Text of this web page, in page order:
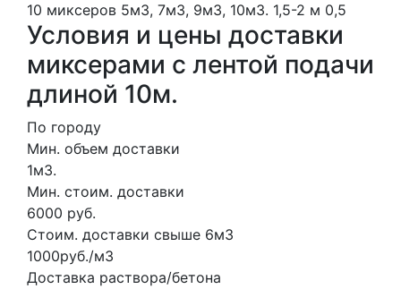
10 миксеров 5м3, 7м3, 9м3, 10м3. 1,5-2 м 0,5
Условия и цены доставки
миксерами с лентой подачи
длиной 10м.
По городу
Мин. объем доставки
1м3.
Мин. стоим. доставки
6000 руб.
Стоим. доставки свыше 6м3
1000руб./м3
Доставка раствора/бетона